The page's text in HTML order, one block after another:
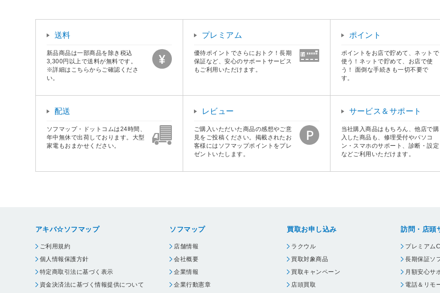
送料
新品商品は一部商品を除き税込
3,300円以上で送料が無料です。
※詳細はこちらからご確認くださ
い。
プレミアム
優待ポイントでさらにおトク！長期
保証など、安心のサポートサービス
もご利用いただけます。
ポイント
ポイントをお店で貯めて、ネットで
使う！ネットで貯めて、お店で使
う！ 面倒な手続きも一切不要で
す。
配送
ソフマップ・ドットコムは24時間、
年中無休で出荷しております。大型
家電もおまかせください。
レビュー
ご購入いただいた商品の感想やご意
見をご投稿ください。掲載されたお
客様にはソフマップポイントをプレ
ゼントいたします。
サービス＆サポート
当社購入商品はもちろん、他店で購
入した商品も、修理受付やパソコ
ン・スマホのサポート、診断・設定
などご利用いただけます。
アキバ☆ソフマップ
ご利用規約
個人情報保護方針
特定商取引法に基づく表示
資金決済法に基づく情報提供について
ソフマップ
店舗情報
会社概要
企業情報
企業行動憲章
買取お申し込み
ラクウル
買取対象商品
買取キャンペーン
店頭買取
訪問・店頭
プレミアム
長期保証ソ
月額安心サ
電話＆リモ